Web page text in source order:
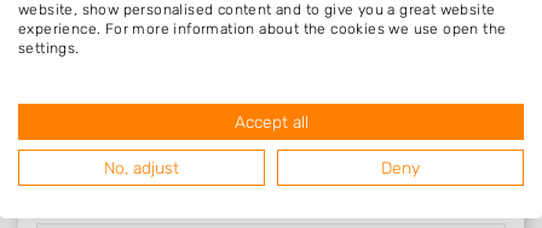
Nieuw in Aagtekerke
website, show personalised content and to give you a great website
experience. For more information about the cookies we use open the
settings.
Accept all
No, adjust Deny